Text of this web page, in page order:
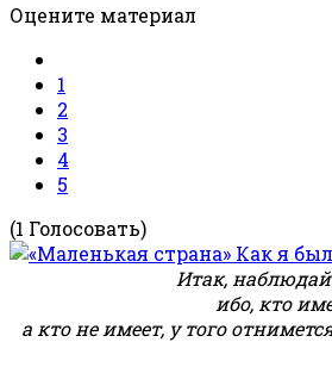
Оцените материал
1
2
3
4
5
(1 Голосовать)
Итак,
ибо, кто
а кто не имеет, у того